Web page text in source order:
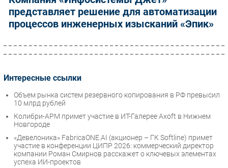
представляет решение для автоматизации
процессов инженерных изысканий «Эпик»
Интересные ссылки
Объем рынка систем резервного копирования в РФ превысил
10 млрд рублей
Колибри-АРМ примет участие в ИТ-Галерее Axoft в Нижнем
Новгороде
«Девелоника» FabricaONE.AI (акционер – ГК Softline) примет
участие в конференции ЦИПР 2026: коммерческий директор
компании Роман Смирнов расскажет о ключевых элементах
успеха ИИ-проектов